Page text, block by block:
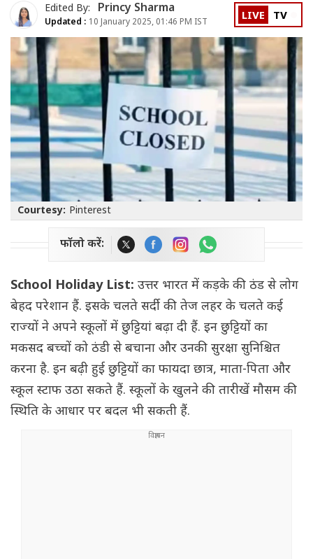
Edited By: Princy Sharma
Updated : 10 January 2025, 01:46 PM IST LIVE TV
Courtesy: Pinterest
फॉलो करें:
School Holiday List: उत्तर भारत में कड़के की ठंड से लोग
बेहद परेशान हैं. इसके चलते सर्दी की तेज लहर के चलते कई
राज्यों ने अपने स्कूलों में छुट्टियां बढ़ा दी हैं. इन छुट्टियों का
मकसद बच्चों को ठंडी से बचाना और उनकी सुरक्षा सुनिश्चित
करना है. इन बढ़ी हुई छुट्टियों का फायदा छात्र, माता-पिता और
स्कूल स्टाफ उठा सकते हैं. स्कूलों के खुलने की तारीखें मौसम की
स्थिति के आधार पर बदल भी सकती हैं.